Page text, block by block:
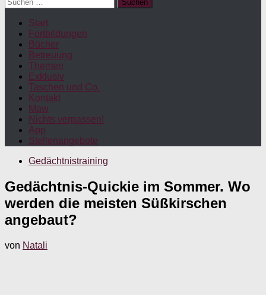
nach:
Start
Fortbildungen
Bücher
Betreuung
Themen
Exklusiv
Taschen und Co.
Kontakt
Maw
Nichts verpassen!
App
Stellenangebote
Gedächtnistraining
Gedächtnis-Quickie im Sommer. Wo
werden die meisten Süßkirschen
angebaut?
von Natali